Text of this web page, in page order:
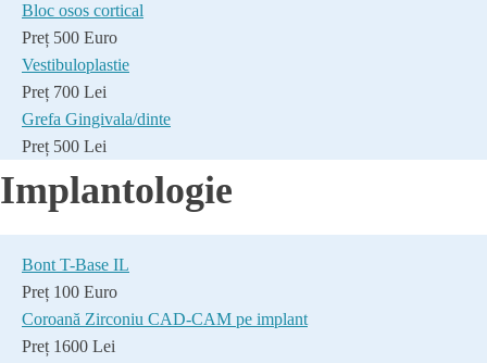
Bloc osos cortical
Preț 500 Euro
Vestibuloplastie
Preț 700 Lei
Grefa Gingivala/dinte
Preț 500 Lei
Implantologie
Bont T-Base IL
Preț 100 Euro
Coroană Zirconiu CAD-CAM pe implant
Preț 1600 Lei